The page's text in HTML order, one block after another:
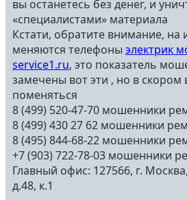
вы останетесь без денег, и
«специалистами» материала
Кстати, обратите внимание, на
меняются телефоны электрик
service1.ru, это показатель
замечены вот эти , но в скором
поменяться
8 (499) 520-47-70 мошенники
8 (499) 430 27 62 мошенники
8 (495) 844-68-22 мошенники
+7 (903) 722-78-03 мошенники
Главный офис: 127566, г.
д.48, к.1